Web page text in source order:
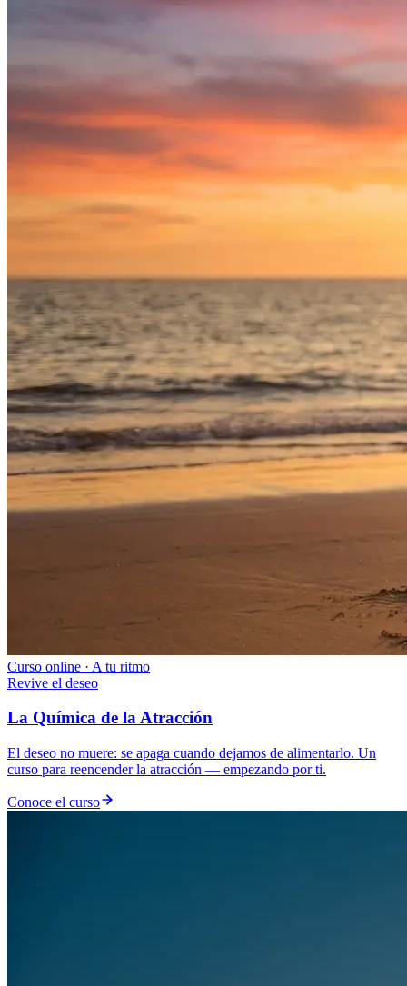
Curso online · A tu ritmo
Revive el deseo
La Química de la Atracción
El deseo no muere: se apaga cuando dejamos de alimentarlo. Un
curso para reencender la atracción — empezando por ti.
Conoce el curso